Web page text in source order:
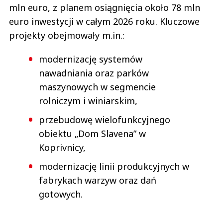
mln euro, z planem osiągnięcia około 78 mln
euro inwestycji w całym 2026 roku. Kluczowe
projekty obejmowały m.in.:
modernizację systemów
nawadniania oraz parków
maszynowych w segmencie
rolniczym i winiarskim,
przebudowę wielofunkcyjnego
obiektu „Dom Slavena” w
Koprivnicy,
modernizację linii produkcyjnych w
fabrykach warzyw oraz dań
gotowych.